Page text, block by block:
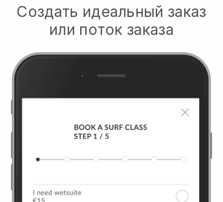
Создать идеальный заказ
или поток заказа